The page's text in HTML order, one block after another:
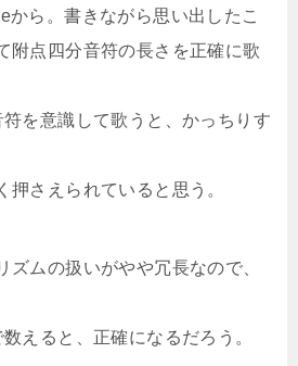
から。書きながら思い出したこ
附点四分音符の長さを正確に歌
を意識して歌うと、かっちりす
押さえられていると思う。
ズムの扱いがやや冗長なので、
えると、正確になるだろう。